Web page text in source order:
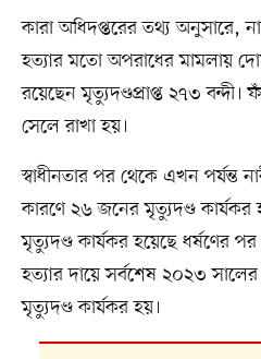
কারা অধিদপ্তরের তথ্য অনুসারে,
হত্যার মতো অপরাধের মামলায়
রয়েছেন মৃত্যুদণ্ডপ্রাপ্ত ২৭৩
সেলে রাখা হয়।
স্বাধীনতার পর থেকে এখন পর্যন্ত
কারণে ২৬ জনের মৃত্যুদণ্ড
মৃত্যুদণ্ড কার্যকর হয়েছে ধর্ষণের
হত্যার দায়ে সর্বশেষ ২০২৩
মৃত্যুদণ্ড কার্যকর হয়।